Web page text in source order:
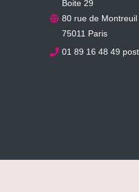
Boite 29
80 rue de Montreuil
75011 Paris
01 89 16 48 49